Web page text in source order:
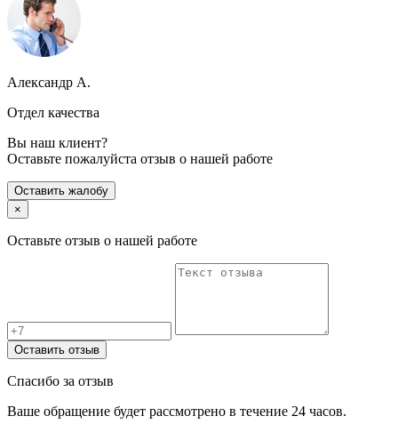
Александр А.
Отдел качества
Вы наш клиент?
Оставьте пожалуйста отзыв о нашей работе
Оставить жалобу
×
Оставьте отзыв о нашей работе
Оставить отзыв
Спасибо за отзыв
Ваше обращение будет рассмотрено в течение 24 часов.